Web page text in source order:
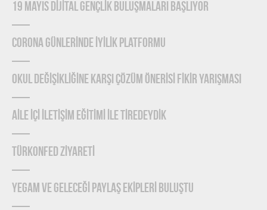
19 MAYIS DİJİTAL GENÇLİK BULUŞMALARI BAŞLIYOR
CORONA GÜNLERİNDE İYİLİK PLATFORMU
OKUL DEĞİŞİKLİĞİNE KARŞI ÇÖZÜM ÖNERİSİ FİKİR YARIŞMASI
AİLE İÇİ İLETİŞİM EĞİTİMİ İLE TİREDEYDİK
TÜRKONFED ZİYARETİ
YEGAM ve GELECEĞİ PAYLAŞ EKİPLERİ BULUŞTU